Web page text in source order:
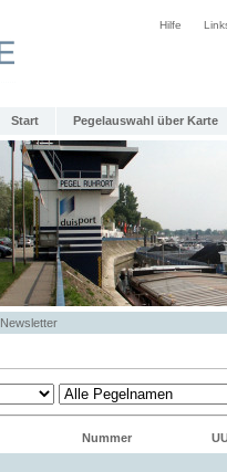
Hilfe
Start Pegelauswahl über Karte
Newsletter
Nummer